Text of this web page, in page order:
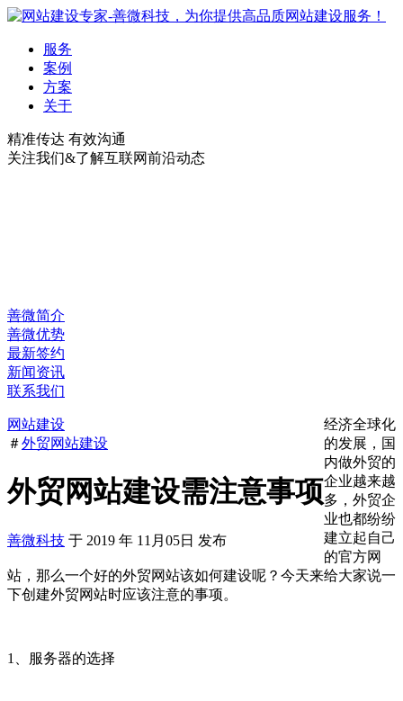
服务
案例
方案
关于
精准传达 有效沟通
关注我们&了解互联网前沿动态
善微简介
善微优势
最新签约
新闻资讯
联系我们
网站建设
＃外贸网站建设
外贸网站建设需注意事项
善微科技 于 2019 年 11月05日 发布
经济全球化
的发展，国
内做外贸的
企业越来越
多，外贸企
业也都纷纷
建立起自己
的官方网
站，那么一个好的外贸网站该如何建设呢？今天来给大家说一
下创建外贸网站时应该注意的事项。
1、服务器的选择